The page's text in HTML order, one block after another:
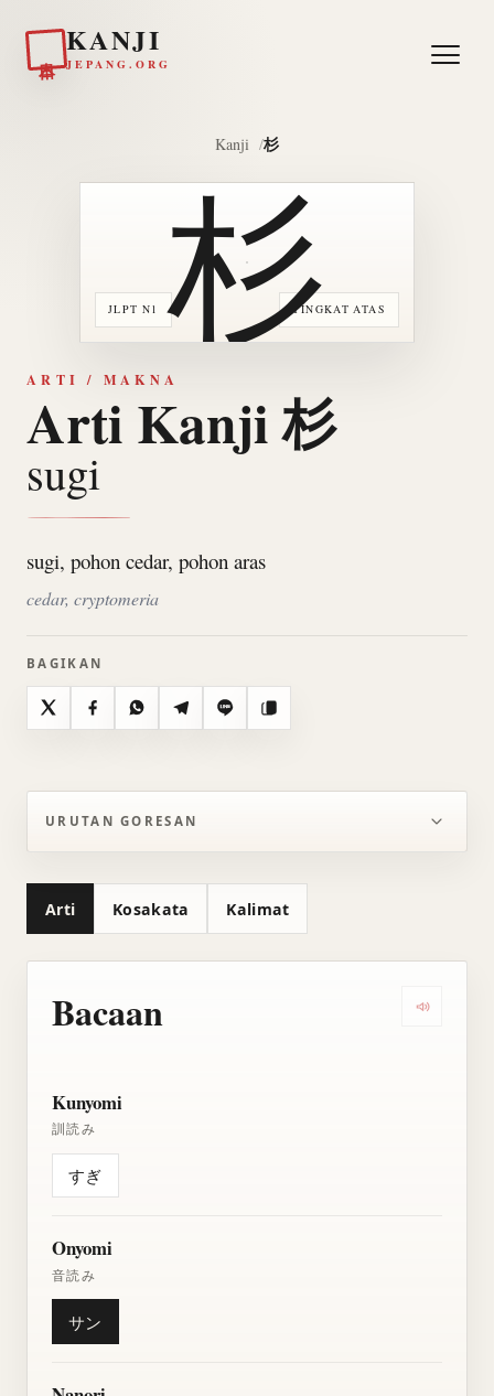
KANJI
JEPANG.ORG
Kanji 杉
JLPT N1 TINGKAT ATAS
杉
ARTI / MAKNA
Arti Kanji 杉
sugi
sugi, pohon cedar, pohon aras
cedar, cryptomeria
BAGIKAN
X FacebookWhatsAppTelegramLine Salin
URUTAN GORESAN
Arti Kosakata Kalimat
Bacaan
Kunyomi
訓読み
すぎ
Onyomi
音読み
サン